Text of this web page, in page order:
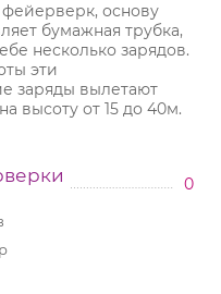
основу
бумажная трубка,
несколько зарядов.
эти
заряды вылетают
высоту от 15 до 40м.
0